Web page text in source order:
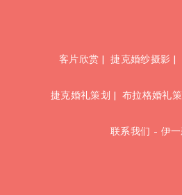
客片欣赏 |捷克婚纱摄影 |
捷克婚礼策划 | 布拉格婚礼
联系我们 - 伊